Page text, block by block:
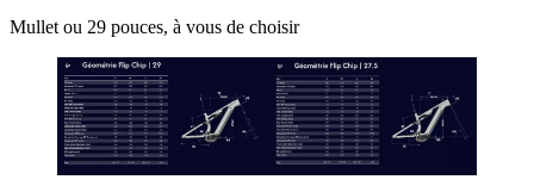
Mullet ou 29 pouces, à vous de choisir